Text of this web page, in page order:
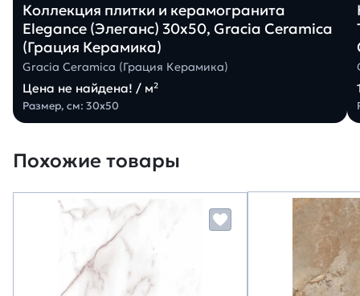
Коллекция плитки и керамогранита
Elegance (Элеганс) 30х50, Gracia Ceramica
(Грация Керамика)
Gracia Ceramica (Грация Керамика)
Цена не найдена! / м²
Размер, см: 30х50
Похожие товары